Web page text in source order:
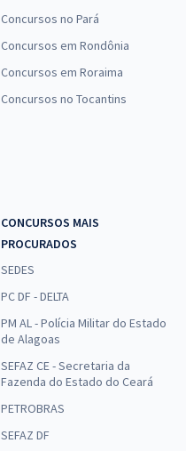
Concursos no Pará
Concursos em Rondônia
Concursos em Roraima
Concursos no Tocantins
CONCURSOS MAIS
PROCURADOS
SEDES
PC DF - DELTA
PM AL - Polícia Militar do Estado
de Alagoas
SEFAZ CE - Secretaria da
Fazenda do Estado do Ceará
PETROBRAS
SEFAZ DF